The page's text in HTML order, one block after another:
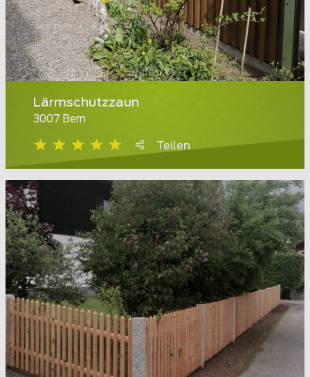
Lärmschutzzaun
3007 Bern
Teilen